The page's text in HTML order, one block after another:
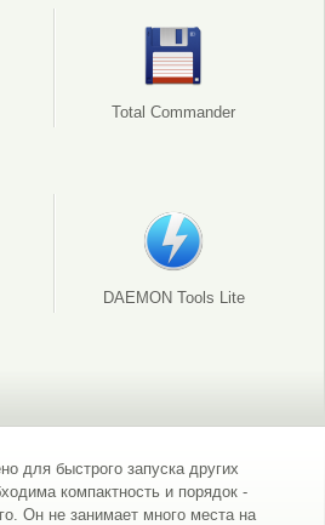
Total Commander
DAEMON Tools Lite
для быстрого запуска других
компактность и порядок -
Он не занимает много места на